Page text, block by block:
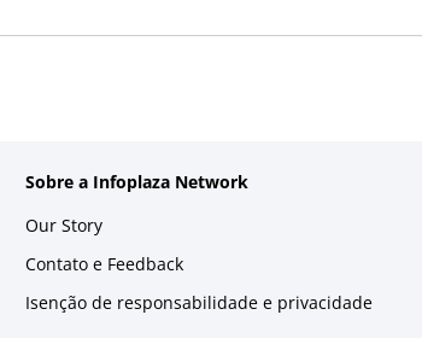
Sobre a Infoplaza Network
Our Story
Contato e Feedback
Isenção de responsabilidade e privacidade